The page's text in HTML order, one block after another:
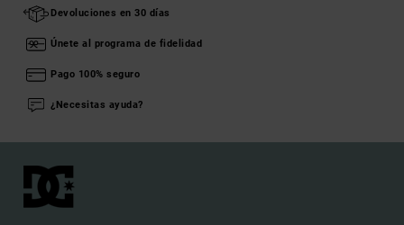
Devoluciones en 30 días
Únete al programa de fidelidad
Pago 100% seguro
¿Necesitas ayuda?